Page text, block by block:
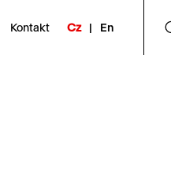
Kontakt Cz | En